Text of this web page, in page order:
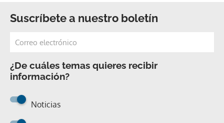
Suscríbete a nuestro boletín
¿De cuáles temas quieres recibir
información?
Noticias